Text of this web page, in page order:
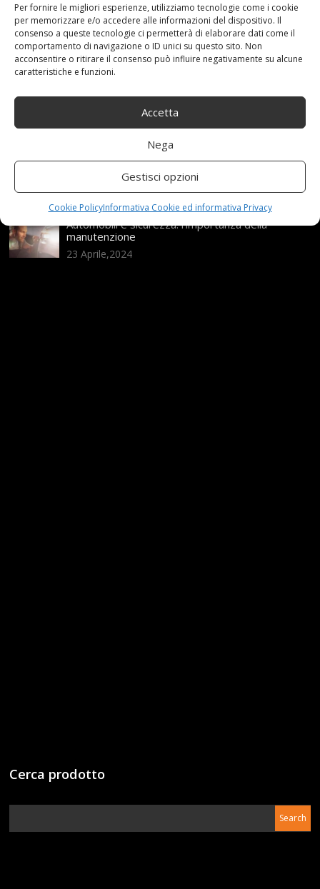
Per fornire le migliori esperienze, utilizziamo tecnologie come i cookie
per memorizzare e/o accedere alle informazioni del dispositivo. Il
consenso a queste tecnologie ci permetterà di elaborare dati come il
comportamento di navigazione o ID unici su questo sito. Non
acconsentire o ritirare il consenso può influire negativamente su alcune
caratteristiche e funzioni.
Accetta
Nega
Gestisci opzioni
Cookie PolicyInformativa Cookie ed informativa Privacy
Assicurazione auto e sostituzione lunotto: le cose
da sapere
21 Aprile,2026
Range Rover: un’icona tra i luxury SUV
25 Novembre,2024
Nuova MG ZS Hybrid+: i SUV si fanno ibridi
24 Novembre,2024
Automobili e sicurezza: l’importanza della
manutenzione
23 Aprile,2024
Cerca prodotto